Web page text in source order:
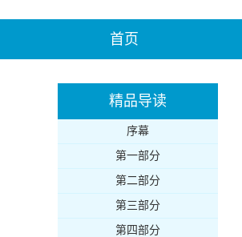
首页
精品导读
序幕
第一部分
第二部分
第三部分
第四部分